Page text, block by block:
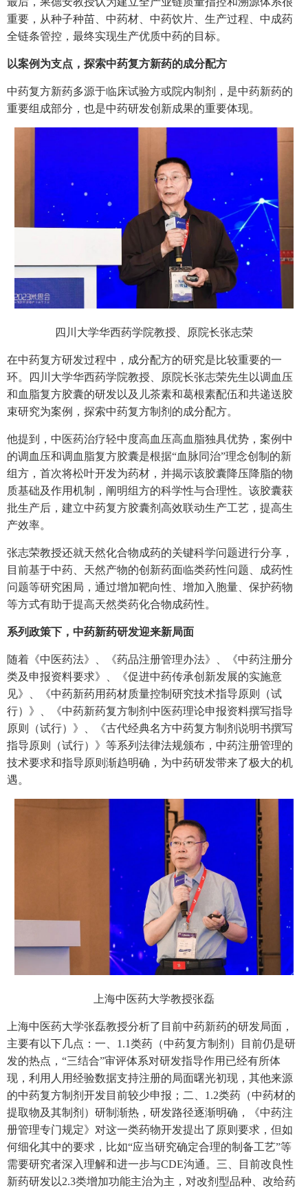
重要，从种子种苗、中药材、中药饮片、生产过程、中成药
全链条管控，最终实现生产优质中药的目标。
以案例为支点，探索中药复方新药的成分配方
中药复方新药多源于临床试验方或院内制剂，是中药新药的
重要组成部分，也是中药研发创新成果的重要体现。
四川大学华西药学院教授、原院长张志荣
在中药复方研发过程中，成分配方的研究是比较重要的一
环。四川大学华西药学院教授、原院长张志荣先生以调血压
和血脂复方胶囊的研发以及儿茶素和葛根素配伍和共递送胶
束研究为案例，探索中药复方制剂的成分配方。
他提到，中医药治疗轻中度高血压高血脂独具优势，案例中
的调血压和调血脂复方胶囊是根据“血脉同治”理念创制的新
组方，首次将松叶开发为药材，并揭示该胶囊降压降脂的物
质基础及作用机制，阐明组方的科学性与合理性。该胶囊获
批生产后，建立中药复方胶囊剂高效联动生产工艺，提高生
产效率。
张志荣教授还就天然化合物成药的关键科学问题进行分享，
目前基于中药、天然产物的创新药面临类药性问题、成药性
问题等研究困局，通过增加靶向性、增加入胞量、保护药物
等方式有助于提高天然类药化合物成药性。
系列政策下，中药新药研发迎来新局面
随着《中医药法》、《药品注册管理办法》、《中药注册分
类及申报资料要求》、《促进中药传承创新发展的实施意
见》、《中药新药用药材质量控制研究技术指导原则（试
行）》、《中药新药复方制剂中医药理论申报资料撰写指导
原则（试行）》、《古代经典名方中药复方制剂说明书撰写
指导原则（试行）》等系列法律法规颁布，中药注册管理的
技术要求和指导原则渐趋明确，为中药研发带来了极大的机
遇。
上海中医药大学教授张磊
上海中医药大学张磊教授分析了目前中药新药的研发局面，
主要有以下几点：一、1.1类药（中药复方制剂）目前仍是研
发的热点，“三结合”审评体系对研发指导作用已经有所体
现，利用人用经验数据支持注册的局面曙光初现，其他来源
的中药复方制剂开发目前较少申报；二、1.2类药（中药材的
提取物及其制剂）研制渐热，研发路径逐渐明确，《中药注
册管理专门规定》对这一类药物开发提出了原则要求，但如
何细化其中的要求，比如“应当研究确定合理的制备工艺”等
需要研究者深入理解和进一步与CDE沟通。三、目前改良性
新药研发以2.3类增加功能主治为主，对改剂型品种、改给药